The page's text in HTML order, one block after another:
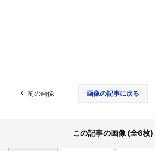
前の画像 画像の記事に戻る
この記事の画像 (全6枚)